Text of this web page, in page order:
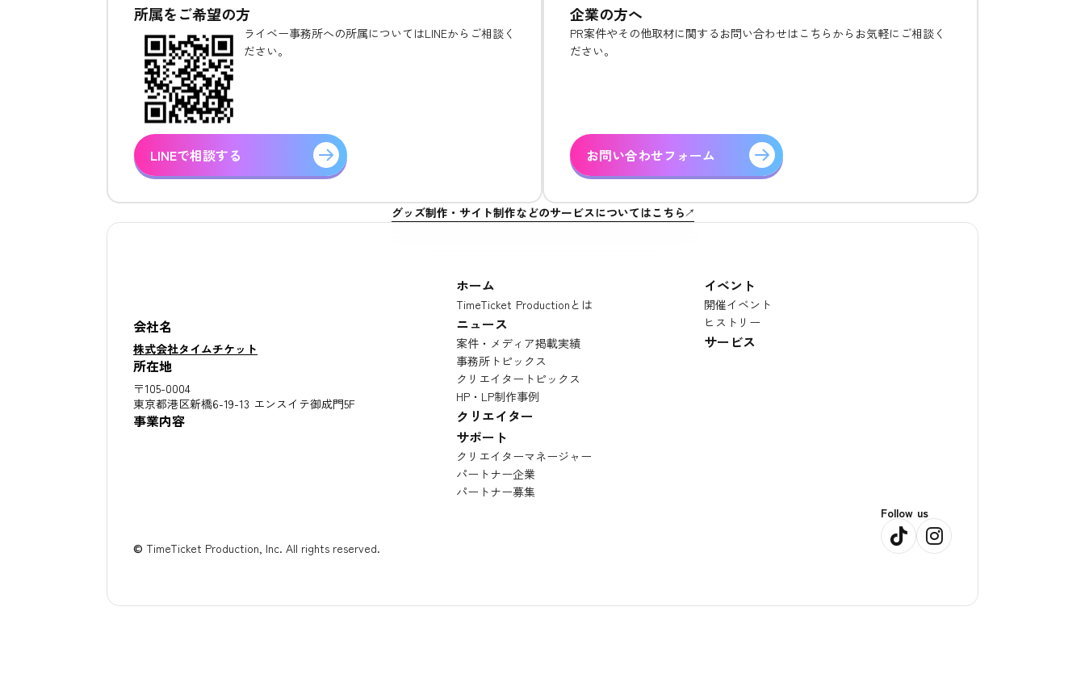
所属をご希望の方
ライベー事務所への所属についてはLINEからご相談く
ださい。
LINEで相談する
企業の方へ
PR案件やその他取材に関するお問い合わせはこちらからお気軽にご相談く
ださい。
お問い合わせフォーム
グッズ制作・サイト制作などのサービスについてはこちら
会社名
株式会社タイムチケット
所在地
〒105-0004
東京都港区新橋6-19-13 エンスイテ御成門5F
事業内容
ホーム
TimeTicket Productionとは
ニュース
案件・メディア掲載実績
事務所トピックス
クリエイタートピックス
HP・LP制作事例
クリエイター
サポート
クリエイターマネージャー
パートナー企業
パートナー募集
イベント
開催イベント
ヒストリー
サービス
© TimeTicket Production, Inc. All rights reserved.
Follow us